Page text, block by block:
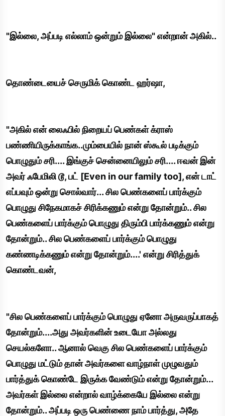
"இல்லை, அப்படி எல்லாம் ஒன்றும் இல்லை" என்றான் அகில்..
தொண்டையைச் செருமிக் கொண்ட ஹர்ஷா,
"அகில் என் லைஃபில் நிறையப் பெண்கள் க்ராஸ்
பண்ணியிருக்காங்க..மும்பையில் நான் ஸ்கூல் படிக்கும்
பொழுதும் சரி.... இங்குச் சென்னையிலும் சரி.... ஈவன் இன்
அவர் ஃபேமிலி டூ, பட் [Even in our family too], என் டாட்
எப்பவும் ஒன்று சொல்வார்... சில பெண்களைப் பார்க்கும்
பொழுது சிநேகமாகச் சிரிக்கணும் என்று தோன்றும்.. சில
பெண்களைப் பார்க்கும் பொழுது திரும்பி பார்க்கணும் என்று
தோன்றும்.. சில பெண்களைப் பார்க்கும் பொழுது
கண்ணடிக்கணும் என்று தோன்றும்....' என்று சிரித்துக்
கொண்டவன்,
"சில பெண்களைப் பார்க்கும் பொழுது ஏனோ அருவருப்பாகத்
தோன்றும்....அது அவர்களின் உடையோ அல்லது
செயல்களோ.. ஆனால் வெகு சில பெண்களைப் பார்க்கும்
பொழுது மட்டும் தான் அவர்களை வாழ்நாள் முழுவதும்
பார்த்துக் கொண்டே இருக்க வேண்டும் என்று தோன்றும்...
அவர்கள் இல்லை என்றால் வாழ்க்கையே இல்லை என்று
தோன்றும்.. அப்படி ஒரு பெண்ணை நாம் பார்த்து, அதே